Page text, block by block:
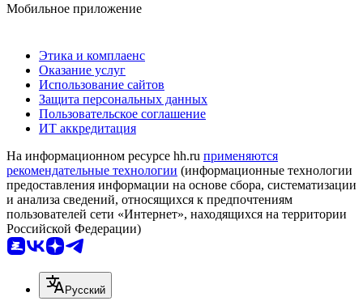
Мобильное приложение
Этика и комплаенс
Оказание услуг
Использование сайтов
Защита персональных данных
Пользовательское соглашение
ИТ аккредитация
На информационном ресурсе hh.ru применяются
рекомендательные технологии (информационные технологии
предоставления информации на основе сбора, систематизации
и анализа сведений, относящихся к предпочтениям
пользователей сети «Интернет», находящихся на территории
Российской Федерации)
Русский